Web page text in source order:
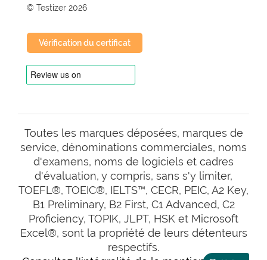
© Testizer 2026
Vérification du certificat
Toutes les marques déposées, marques de
service, dénominations commerciales, noms
d'examens, noms de logiciels et cadres
d'évaluation, y compris, sans s'y limiter,
TOEFL®, TOEIC®, IELTS™, CECR, PEIC, A2 Key,
B1 Preliminary, B2 First, C1 Advanced, C2
Proficiency, TOPIK, JLPT, HSK et Microsoft
Excel®, sont la propriété de leurs détenteurs
respectifs.